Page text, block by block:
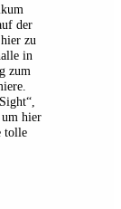
der
zu
in
zum
um hier
tolle